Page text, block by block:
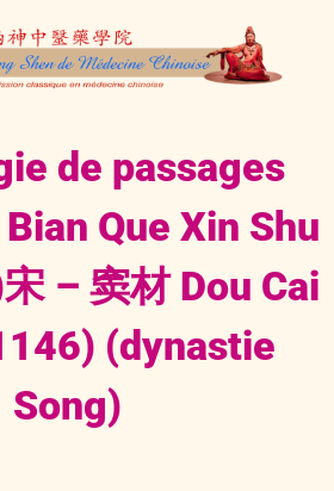
de passages
Que Xin Shu
– 窦材 Dou Cai
(dynastie
Song)